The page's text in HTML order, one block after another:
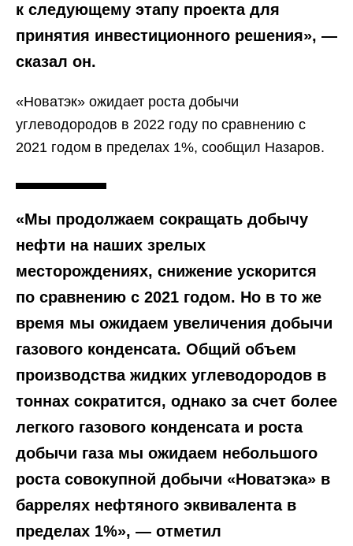
к следующему этапу проекта для
принятия инвестиционного решения», —
сказал он.
«Новатэк» ожидает роста добычи
углеводородов в 2022 году по сравнению с
2021 годом в пределах 1%, сообщил Назаров.
«Мы продолжаем сокращать добычу
нефти на наших зрелых
месторождениях, снижение ускорится
по сравнению с 2021 годом. Но в то же
время мы ожидаем увеличения добычи
газового конденсата. Общий объем
производства жидких углеводородов в
тоннах сократится, однако за счет более
легкого газового конденсата и роста
добычи газа мы ожидаем небольшого
роста совокупной добычи «Новатэка» в
баррелях нефтяного эквивалента в
пределах 1%», — отметил